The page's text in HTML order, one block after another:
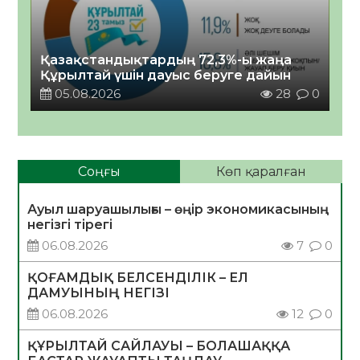
Қазақстандықтардың 72,3%-ы жаңа
Құрылтай үшін дауыс беруге дайын
05.08.2026
28 0
Соңғы Көп қаралған
Ауыл шаруашылығы – өңір экономикасының
негізгі тірегі
06.08.2026
7 0
ҚОҒАМДЫҚ БЕЛСЕНДІЛІК – ЕЛ
ДАМУЫНЫҢ НЕГІЗІ
06.08.2026
12 0
ҚҰРЫЛТАЙ САЙЛАУЫ – БОЛАШАҚҚА